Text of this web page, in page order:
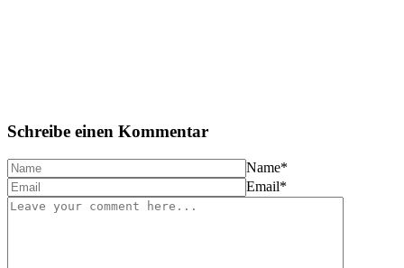
Schreibe einen Kommentar
Name*
Email*